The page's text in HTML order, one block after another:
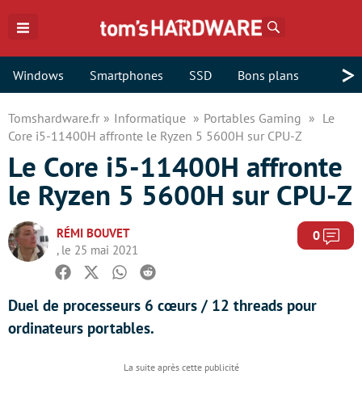
Windows Smartphones SSD Bons plans >
Tomshardware.fr Informatique Portables Gaming
Le
Core i5-11400H affronte le Ryzen 5 5600H sur CPU-Z
Le Core i5-11400H affronte
le Ryzen 5 5600H sur CPU-Z
RÉMI BOUVET
, le 25 mai 2021
0
Facebook
TwitterWhatsapp
Reddit
Duel de processeurs 6 cœurs / 12 threads pour
ordinateurs portables.